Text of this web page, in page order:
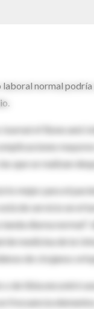
normal
of Bone and
que se realizan
lo mejor para el
de servicio en el
diurna
medicina de la
de cirujanos
de tibia encontró
frecuencia